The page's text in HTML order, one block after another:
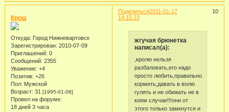
Поделиться 10
2011-01-17
14:15:23
Крош
Откуда: Город Нижневартовск
Зарегистрирован: 2010-07-09
Приглашений: 0
Сообщений: 2355
Уважение: +4
Позитив: +26
Пол: Мужской
Возраст: 31 [1995-01-08]
Провел на форуме:
18 дней 3 часа
жгучая брюнетка
написал(а):
,кролю нельзя
разбаловать,его надо
просто любить,правильно
кормить,давать в волю
гулять и не обижать не в
коем случае!!!они от
этого только замкнутся и